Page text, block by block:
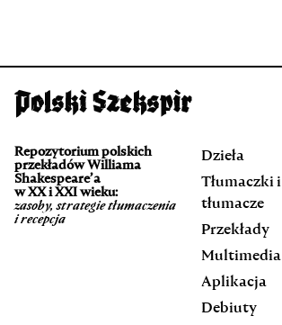
Repozytorium polskich
przekładów Williama
Shakespeare’a
w XX i XXI wieku:
zasoby, strategie tłumaczenia
i recepcja
Dzieła
Tłumaczki i
tłumacze
Przekłady
Multimedia
Aplikacja
Debiuty